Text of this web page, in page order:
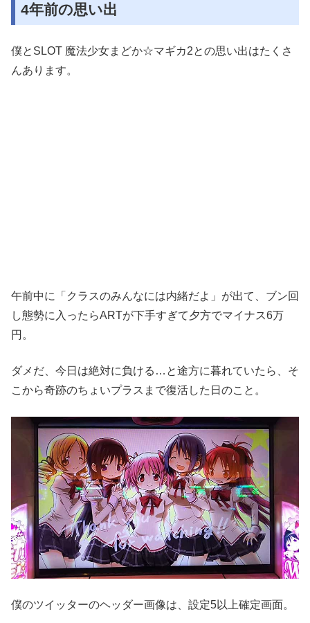
4年前の思い出
僕とSLOT 魔法少女まどか☆マギカ2との思い出はたくさ
んあります。
午前中に「クラスのみんなには内緒だよ」が出て、ブン回
し態勢に入ったらARTが下手すぎて夕方でマイナス6万
円。
ダメだ、今日は絶対に負ける…と途方に暮れていたら、そ
こから奇跡のちょいプラスまで復活した日のこと。
僕のツイッターのヘッダー画像は、設定5以上確定画面。